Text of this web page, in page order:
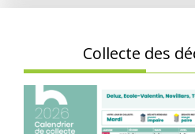
Collecte des